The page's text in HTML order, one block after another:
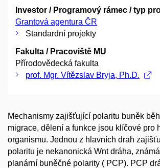
Investor / Programový rámec / typ
Grantová agentura ČR
Standardní projekty
Fakulta / Pracoviště MU
Přírodovědecká fakulta
prof. Mgr. Vítězslav Bryja, Ph.D.
Mechanismy zajišťující polaritu buněk
migrace, dělení a funkce jsou klíčové pro
organismu. Jednou z hlavních drah
polaritu je nekanonická Wnt dráha,
planární buněčné polarity ( PCP). PCP